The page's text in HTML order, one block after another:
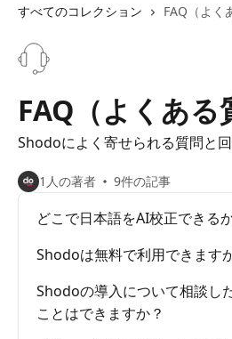
すべてのコレクション FAQ（よく
FAQ（よくある
Shodoによく寄せられる質問と
1人の著者 9件の記事
どこで日本語をAI校正できる
Shodoは無料で利用できます
Shodoの導入について相談し
ことはできますか？